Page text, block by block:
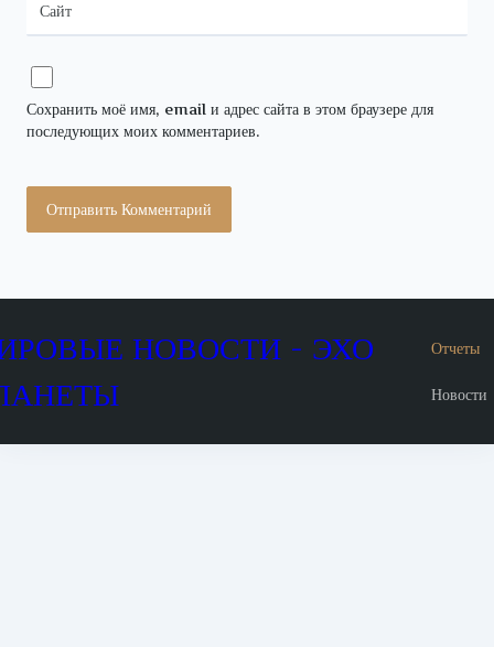
Сайт
Сохранить моё имя, email и адрес сайта в этом браузере для
последующих моих комментариев.
НОВОСТИ - ЭХО
Отчеты
Новости